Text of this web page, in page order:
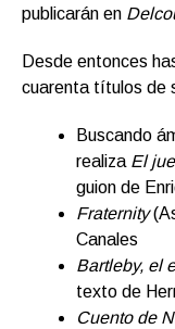
publicarán en
Desde entonces
cuarenta títulos de
Buscando
realiza El
guion de
Fraternity
Canales
Bartleby, el
texto de
Cuento de